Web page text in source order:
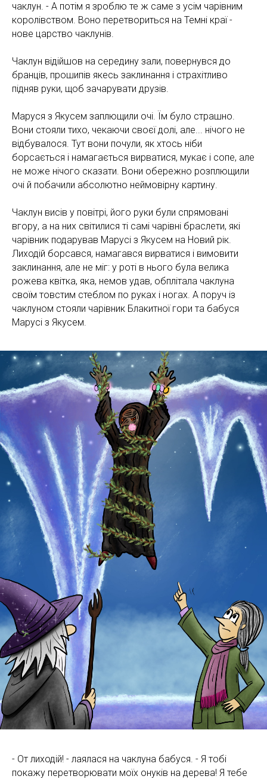
чаклун. - А потім я зроблю те ж саме з усім чарівним
королівством. Воно перетвориться на Темні краї -
нове царство чаклунів.
Чаклун відійшов на середину зали, повернувся до
бранців, прошипів якесь заклинання і страхітливо
підняв руки, щоб зачарувати друзів.
Маруся з Якусем заплющили очі. Їм було страшно.
Вони стояли тихо, чекаючи своєї долі, але... нічого не
відбувалося. Тут вони почули, як хтось ніби
борсається і намагається вирватися, мукає і сопе, але
не може нічого сказати. Вони обережно розплющили
очі й побачили абсолютно неймовірну картину.
Чаклун висів у повітрі, його руки були спрямовані
вгору, а на них світилися ті самі чарівні браслети, які
чарівник подарував Марусі з Якусем на Новий рік.
Лиходій борсався, намагався вирватися і вимовити
заклинання, але не міг: у роті в нього була велика
рожева квітка, яка, немов удав, обплітала чаклуна
своїм товстим стеблом по руках і ногах. А поруч із
чаклуном стояли чарівник Блакитної гори та бабуся
Марусі з Якусем.
- От лиходій! - лаялася на чаклуна бабуся. - Я тобі
покажу перетворювати моїх онуків на дерева! Я тебе